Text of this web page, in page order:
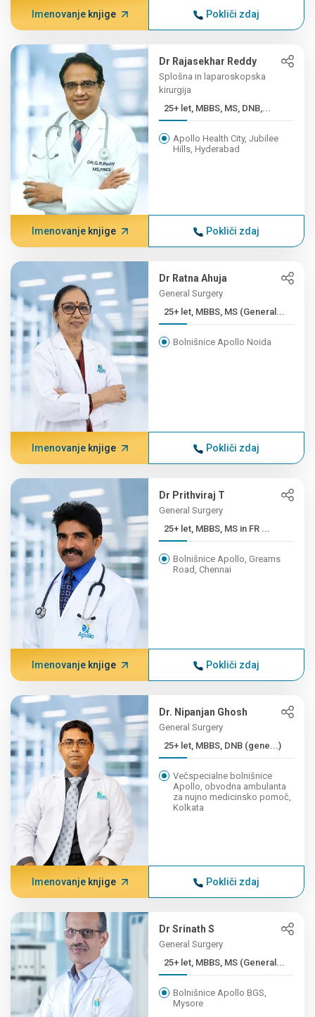
Imenovanje knjige Pokliči zdaj
Dr Rajasekhar Reddy
Splošna in laparoskopska
kirurgija
25+ let, MBBS, MS, DNB,...
Apollo Health City, Jubilee
Hills, Hyderabad
Imenovanje knjige Pokliči zdaj
Dr Ratna Ahuja
General Surgery
25+ let, MBBS, MS (General...
Bolnišnice Apollo Noida
Imenovanje knjige Pokliči zdaj
Dr Prithviraj T
General Surgery
25+ let, MBBS, MS in FR ...
Bolnišnice Apollo, Greams
Road, Chennai
Imenovanje knjige Pokliči zdaj
Dr. Nipanjan Ghosh
General Surgery
25+ let, MBBS, DNB (gene...)
Večspecialne bolnišnice
Apollo, obvodna ambulanta
za nujno medicinsko pomoč,
Kolkata
Imenovanje knjige Pokliči zdaj
Dr Srinath S
General Surgery
25+ let, MBBS, MS (General...
Bolnišnice Apollo BGS,
Mysore